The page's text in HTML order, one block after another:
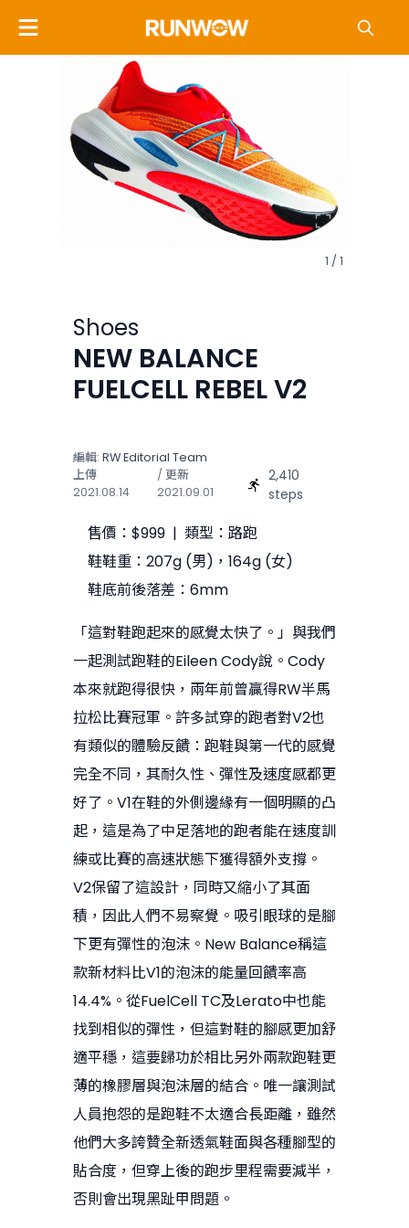
1 / 1
Shoes
NEW BALANCE
FUELCELL REBEL V2
編輯: RW Editorial Team
上傳
2021.08.14
/ 更新
2021.09.01
2,410
steps
售價：$999 | 類型：路跑
鞋鞋重：207g (男)，164g (女)
鞋底前後落差：6mm
「這對鞋跑起來的感覺太快了。」與我們
一起測試跑鞋的Eileen Cody說。Cody
本來就跑得很快，兩年前曾贏得RW半馬
拉松比賽冠軍。許多試穿的跑者對V2也
有類似的體驗反饋：跑鞋與第一代的感覺
完全不同，其耐久性、彈性及速度感都更
好了。V1在鞋的外側邊緣有一個明顯的凸
起，這是為了中足落地的跑者能在速度訓
練或比賽的高速狀態下獲得額外支撐。
V2保留了這設計，同時又縮小了其面
積，因此人們不易察覺。吸引眼球的是腳
下更有彈性的泡沫。New Balance稱這
款新材料比V1的泡沫的能量回饋率高
14.4%。從FuelCell TC及Lerato中也能
找到相似的彈性，但這對鞋的腳感更加舒
適平穩，這要歸功於相比另外兩款跑鞋更
薄的橡膠層與泡沫層的結合。唯一讓測試
人員抱怨的是跑鞋不太適合長距離，雖然
他們大多誇贊全新透氣鞋面與各種腳型的
貼合度，但穿上後的跑步里程需要減半，
否則會出現黑趾甲問題。